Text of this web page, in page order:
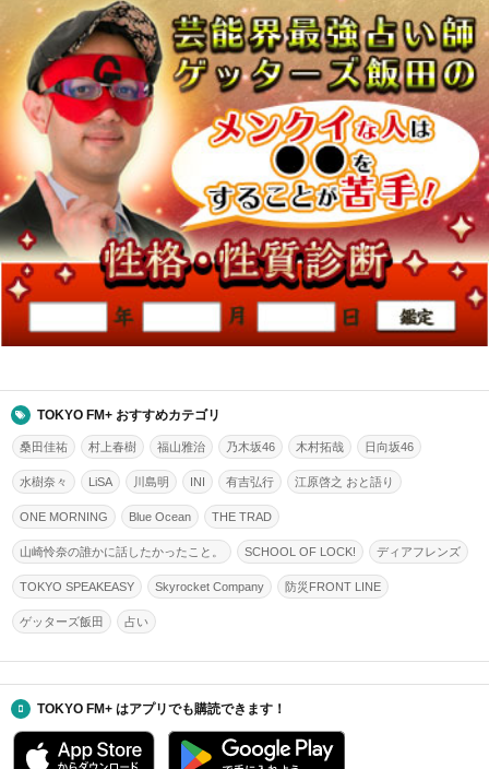
TOKYO FM+ おすすめカテゴリ
桑田佳祐 村上春樹 福山雅治 乃木坂46 木村拓哉 日向坂46
水樹奈々 LiSA 川島明 INI 有吉弘行 江原啓之 おと語り
ONE MORNING Blue Ocean THE TRAD
山崎怜奈の誰かに話したかったこと。 SCHOOL OF LOCK! ディアフレンズ
TOKYO SPEAKEASY Skyrocket Company 防災FRONT LINE
ゲッターズ飯田 占い
TOKYO FM+ はアプリでも購読できます！